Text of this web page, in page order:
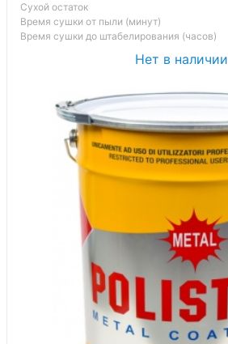
Сухой остаток
Время сушки от пыли (минут)
Время сушки до штабелирования (часов)
Нет в наличии